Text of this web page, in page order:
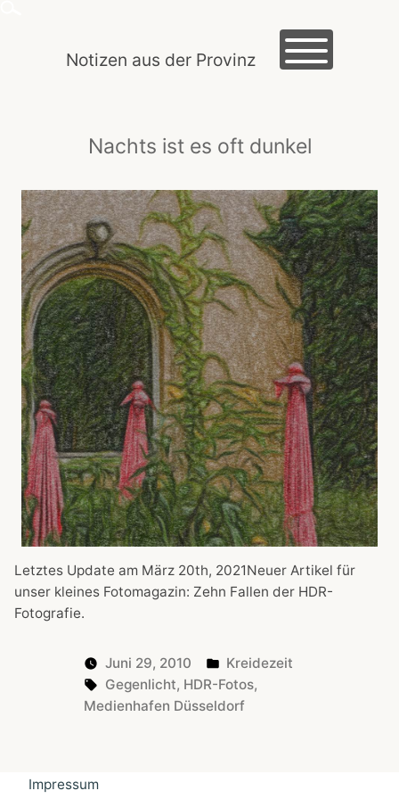
Notizen aus der Provinz
MACLOG
EXKURSIONEN
KREIDEZEIT
ROMANTIK
Nachts ist es oft dunkel
Letztes Update am März 20th, 2021Neuer Artikel für
unser kleines Fotomagazin: Zehn Fallen der HDR-
Fotografie.
Juni 29, 2010
Posted
in
Kreidezeit
Tags:
Gegenlicht, HDR-Fotos,
Medienhafen Düsseldorf
Impressum